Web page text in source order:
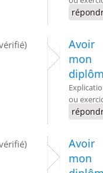
Avoir
mon
ou
Avoir
mon